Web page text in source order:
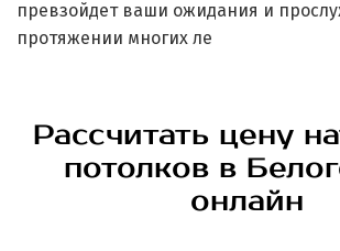
превзойдет ваши ожидания и
протяжении многих ле
Рассчитать цену
потолков в
онлайн